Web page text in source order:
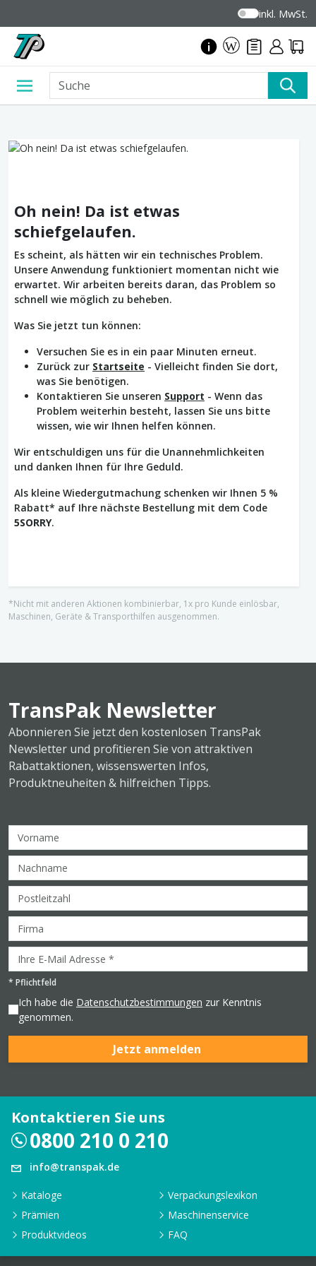
inkl. MwSt.
Oh nein! Da ist etwas
schiefgelaufen.
Es scheint, als hätten wir ein technisches Problem.
Unsere Anwendung funktioniert momentan nicht wie
erwartet. Wir arbeiten bereits daran, das Problem so
schnell wie möglich zu beheben.
Was Sie jetzt tun können:
Versuchen Sie es in ein paar Minuten erneut.
Zurück zur Startseite - Vielleicht finden Sie dort,
was Sie benötigen.
Kontaktieren Sie unseren Support - Wenn das
Problem weiterhin besteht, lassen Sie uns bitte
wissen, wie wir Ihnen helfen können.
Wir entschuldigen uns für die Unannehmlichkeiten
und danken Ihnen für Ihre Geduld.
Als kleine Wiedergutmachung schenken wir Ihnen 5 %
Rabatt* auf Ihre nächste Bestellung mit dem Code
5SORRY.
*Nicht mit anderen Aktionen kombinierbar, 1x pro Kunde einlösbar,
Maschinen, Geräte & Transporthilfen ausgenommen.
TransPak Newsletter
Abonnieren Sie jetzt den kostenlosen TransPak
Newsletter und profitieren Sie von attraktiven
Rabattaktionen, wissenswerten Infos,
Produktneuheiten & hilfreichen Tipps.
* Pflichtfeld
Ich habe die Datenschutzbestimmungen zur Kenntnis
genommen.
Jetzt anmelden
Kontaktieren Sie uns
0800 210 0 210
info@transpak.de
Kataloge
Verpackungslexikon
Prämien
Maschinenservice
Produktvideos
FAQ